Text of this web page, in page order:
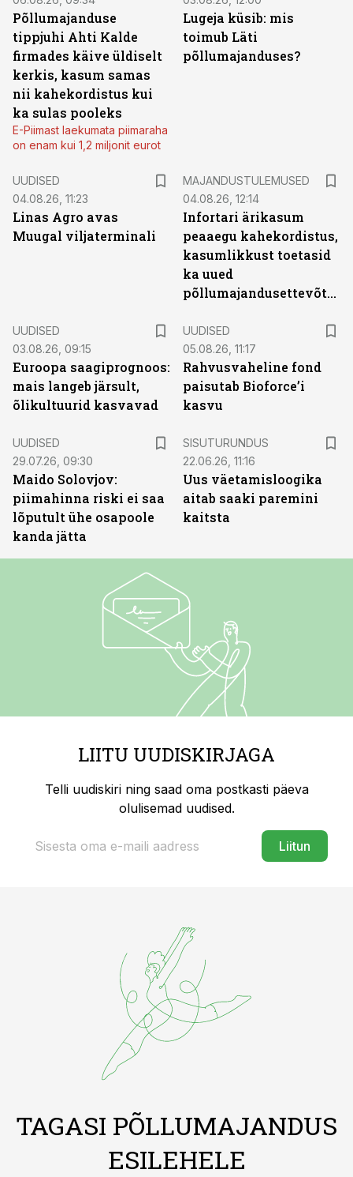
Põllumajanduse
tippjuhi Ahti Kalde
firmades käive üldiselt
kerkis, kasum samas
nii kahekordistus kui
ka sulas pooleks
E-Piimast laekumata piimaraha
on enam kui 1,2 miljonit eurot
Lugeja küsib: mis
toimub Läti
põllumajanduses?
UUDISED
04.08.26, 11:23
Linas Agro avas
Muugal viljaterminali
MAJANDUSTULEMUSED
04.08.26, 12:14
Infortari ärikasum
peaaegu kahekordistus,
kasumlikkust toetasid
ka uued
põllumajandusettevõtted
UUDISED
03.08.26, 09:15
Euroopa saagiprognoos:
mais langeb järsult,
õlikultuurid kasvavad
UUDISED
05.08.26, 11:17
Rahvusvaheline fond
paisutab Bioforce’i
kasvu
UUDISED
29.07.26, 09:30
Maido Solovjov:
piimahinna riski ei saa
lõputult ühe osapoole
kanda jätta
SISUTURUNDUS
22.06.26, 11:16
Uus väetamisloogika
aitab saaki paremini
kaitsta
LIITU UUDISKIRJAGA
Telli uudiskiri ning saad oma postkasti päeva
olulisemad uudised.
Liitun
TAGASI PÕLLUMAJANDUS
ESILEHELE